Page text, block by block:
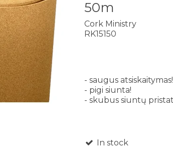
50m
Cork Ministry
RK15150
- saugus atsiskaitymas!
- pigi siunta!
- skubus siuntų
In stock